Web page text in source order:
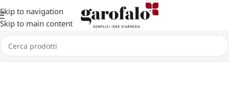
Skip to navigation
Skip to main content
Home GIARDINO